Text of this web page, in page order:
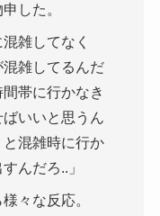
した。
雑してなく
雑してるんだ
帯に行かなき
いいと思うん
混雑時に行か
んだろ..」
々な反応。